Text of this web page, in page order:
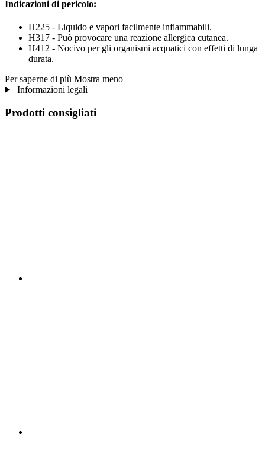
Indicazioni di pericolo:
H225 - Liquido e vapori facilmente infiammabili.
H317 - Può provocare una reazione allergica cutanea.
H412 - Nocivo per gli organismi acquatici con effetti di lunga
durata.
Per saperne di più Mostra meno
Informazioni legali
Prodotti consigliati